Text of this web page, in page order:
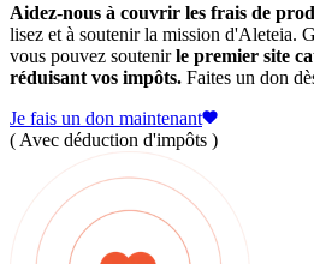
Aidez-nous à couvrir les frais de
lisez et à soutenir la mission d'Aleteia.
vous pouvez soutenirle premier site
réduisant vos impôts. Faites un don
Je fais un don maintenant
( Avec déduction d'impôts )